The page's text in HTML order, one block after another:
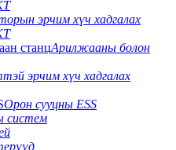
эрчим хүч хадгалах
Арилжааны болон
эрчим хүч хадгалах
Орон сууцны ESS
систем